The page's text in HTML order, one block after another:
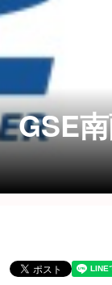
GSE